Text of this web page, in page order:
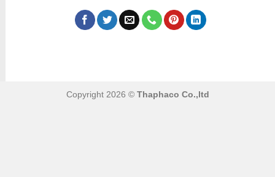
Copyright 2026 © Thaphaco Co.,ltd